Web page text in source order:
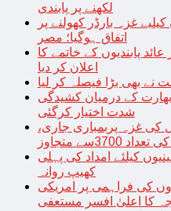
لکھنے پر پابندی
غزہ بارڈر کھولنے پر
اتفاق ہوگیا؛ مصر
پر عائد پابندیوں کے خاتمے کا
اعلان کر دیا
بھی بڑا فیصلہ کر لیا
بھارت کے درمیان کشیدگی
شدت اختیار کرگئی
کی غزہ پربمباری جاری،
متجاوز
کیلئے امداد کی پہلی
کھیپ روانہ
کی فراہمی پر امریکی
کا اعلیٰ افسر مستعفی